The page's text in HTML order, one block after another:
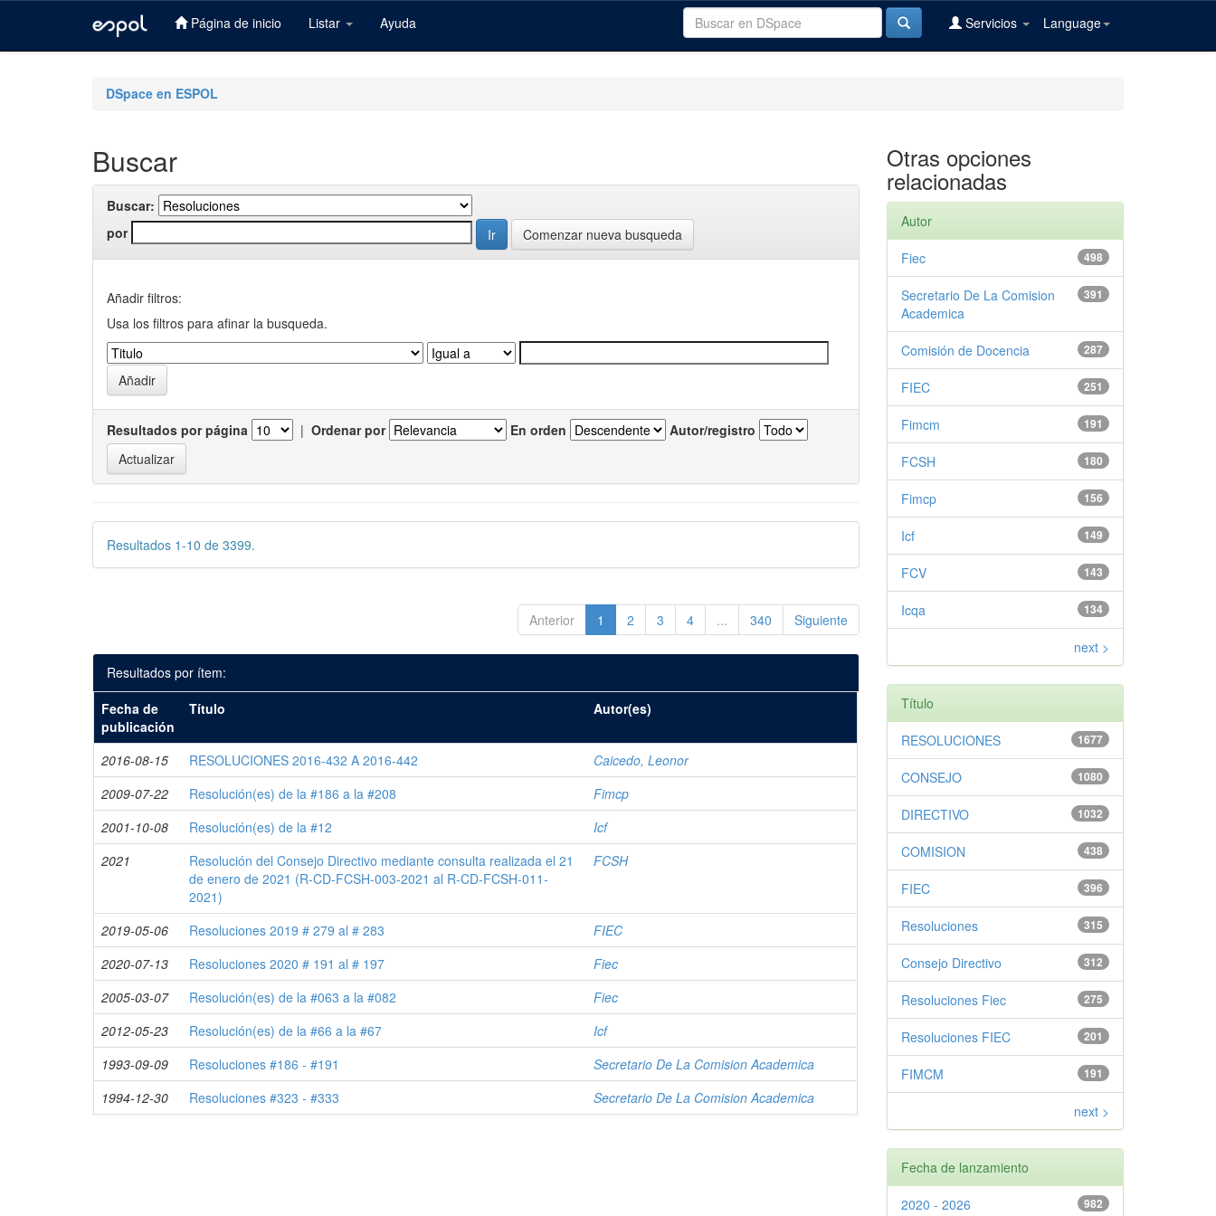
Página de inicio Listar Ayuda Language
Servicios
DSpace en ESPOL
Buscar
Buscar:
por
Comenzar nueva busqueda
Añadir filtros:
Usa los filtros para afinar la busqueda.
Resultados por página | Ordenar por En orden Autor/registro
Resultados 1-10 de 3399.
Anterior 1 2 3 4 ... 340 Siguiente
Resultados por ítem:
Fecha de
publicación
Título Autor(es)
2016-08-15 RESOLUCIONES 2016-432 A 2016-442
Caicedo, Leonor
2009-07-22
Resolución(es) de la #186 a la #208
Fimcp
2001-10-08
Resolución(es) de la #12
Icf
2021
Resolución del Consejo Directivo mediante consulta realizada el 21
de enero de 2021 (R-CD-FCSH-003-2021 al R-CD-FCSH-011-
2021)
FCSH
2019-05-06 Resoluciones 2019 # 279 al # 283
FIEC
2020-07-13
Resoluciones 2020 # 191 al # 197
Fiec
2005-03-07
Resolución(es) de la #063 a la #082
Fiec
2012-05-23
Resolución(es) de la #66 a la #67
Icf
1993-09-09
Resoluciones #186 - #191
Secretario De La Comision Academica
1994-12-30
Resoluciones #323 - #333 Secretario De La Comision Academica
Otras opciones
relacionadas
Autor
498
Fiec
391
Secretario De La Comision
Academica
287
Comisión de Docencia
251
FIEC
191
Fimcm
180
FCSH
156
Fimcp
149
Icf
143
FCV
134
Icqa
next >
Título
1677
RESOLUCIONES
1080
CONSEJO
1032
DIRECTIVO
438
COMISION
396
FIEC
315
Resoluciones
312
Consejo Directivo
275
Resoluciones Fiec
201
Resoluciones FIEC
191
FIMCM
next >
Fecha de lanzamiento
982
2020 - 2026